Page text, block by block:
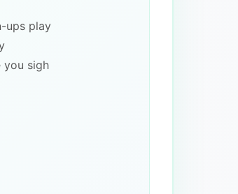
ups play
you sigh